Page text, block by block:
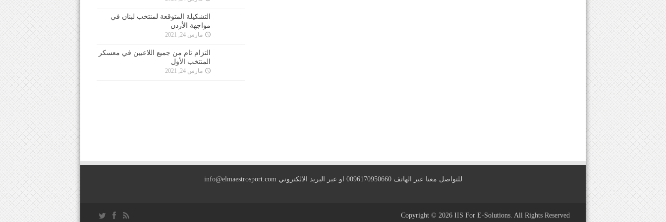
التشكيلة المتوقعة لمنتخب لبنان في
مواجهة الأردن
مارس 24, 2021
التزام تام من جميع اللاعبين في معسكر
المنتخب الأول
مارس 24, 2021
للتواصل معنا عبر الهاتف 0096170950660 او عبر البريد الالكتروني info@elmaestrosport.com
Copyright © 2026 IIS For E-Solutions. All Rights Reserved